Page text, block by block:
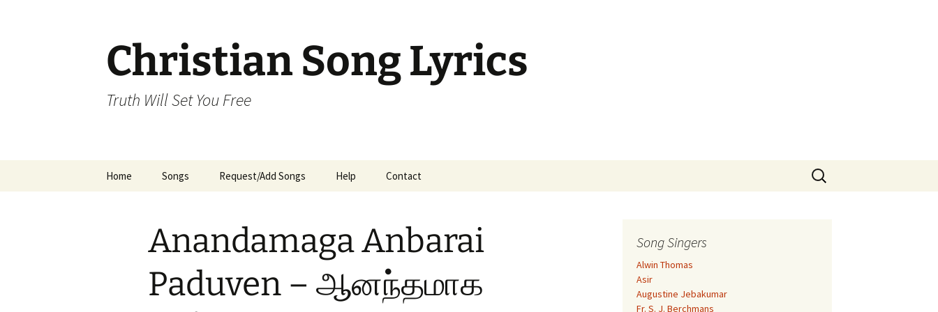
Christian Song Lyrics
Truth Will Set You Free
Home Songs
Malayalam Songs
Kannada Songs
Request/Add Songs Help Contact
Search
for:
Anandamaga Anbarai
Paduven – ஆனந்தமாக
Song Singers
Alwin Thomas
Asir
Augustine Jebakumar
Fr. S. J. Berchmans